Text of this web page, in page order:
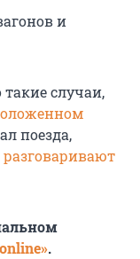
и
случаи,
поезда,
разговаривают
.